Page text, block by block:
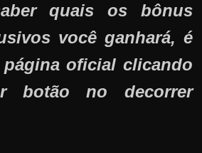
quais os bônus
você ganhará, é
página oficial clicando
botão no decorrer